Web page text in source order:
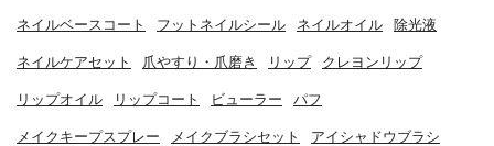
ネイルベースコート フットネイルシール ネイルオイル 除光液
ネイルケアセット 爪やすり・爪磨き リップ クレヨンリップ
リップオイル リップコート ビューラー パフ
メイクキープスプレー メイクブラシセット アイシャドウブラシ